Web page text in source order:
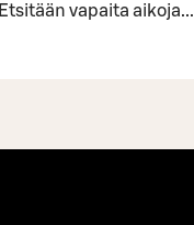
Etsitään vapaita aikoja...